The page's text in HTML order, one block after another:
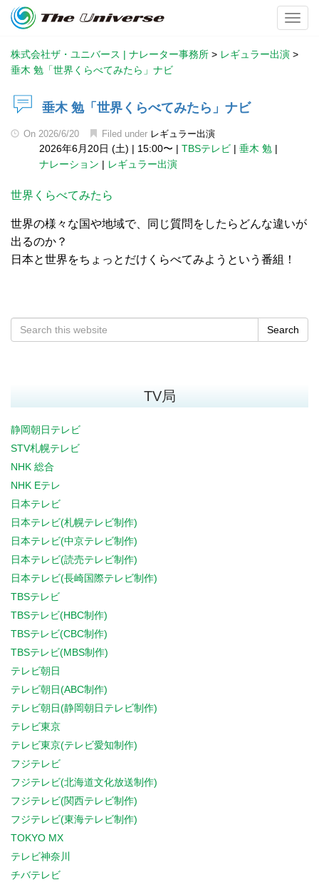
株式会社ザ・ユニバース | ナレーター事務所 > レギュラー出演 >
垂木 勉「世界くらべてみたら」ナビ
垂木 勉「世界くらべてみたら」ナビ
On 2026/6/20 Filed under レギュラー出演
2026年6月20日 (土) | 15:00〜 | TBSテレビ | 垂木 勉 |
ナレーション | レギュラー出演
世界くらべてみたら
世界の様々な国や地域で、同じ質問をしたらどんな違いが
出るのか？
日本と世界をちょっとだけくらべてみようという番組！
Search
TV局
静岡朝日テレビ
STV札幌テレビ
NHK 総合
NHK Eテレ
日本テレビ
日本テレビ(札幌テレビ制作)
日本テレビ(中京テレビ制作)
日本テレビ(読売テレビ制作)
日本テレビ(長崎国際テレビ制作)
TBSテレビ
TBSテレビ(HBC制作)
TBSテレビ(CBC制作)
TBSテレビ(MBS制作)
テレビ朝日
テレビ朝日(ABC制作)
テレビ朝日(静岡朝日テレビ制作)
テレビ東京
テレビ東京(テレビ愛知制作)
フジテレビ
フジテレビ(北海道文化放送制作)
フジテレビ(関西テレビ制作)
フジテレビ(東海テレビ制作)
TOKYO MX
テレビ神奈川
チバテレビ